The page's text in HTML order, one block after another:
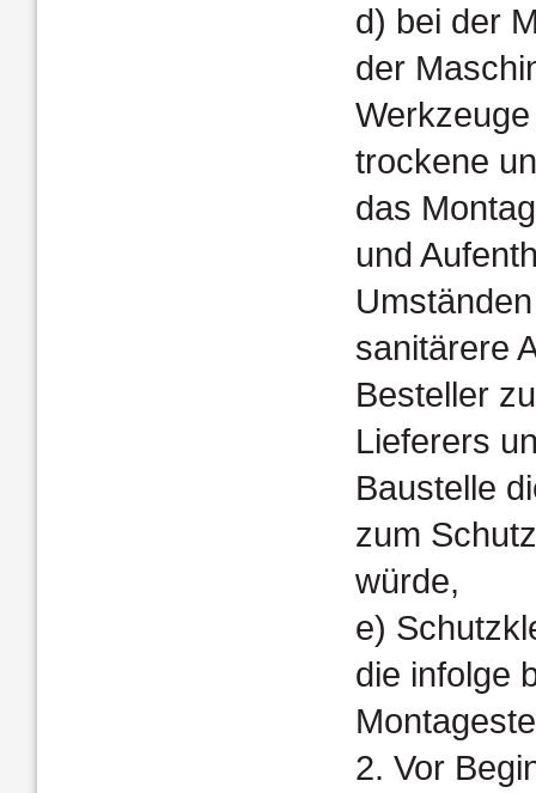
d) bei der
der
trockene
das
und
sanitärere
Besteller
Lieferers
Baustelle
zum
würde,
e)
die infolge
2. Vor